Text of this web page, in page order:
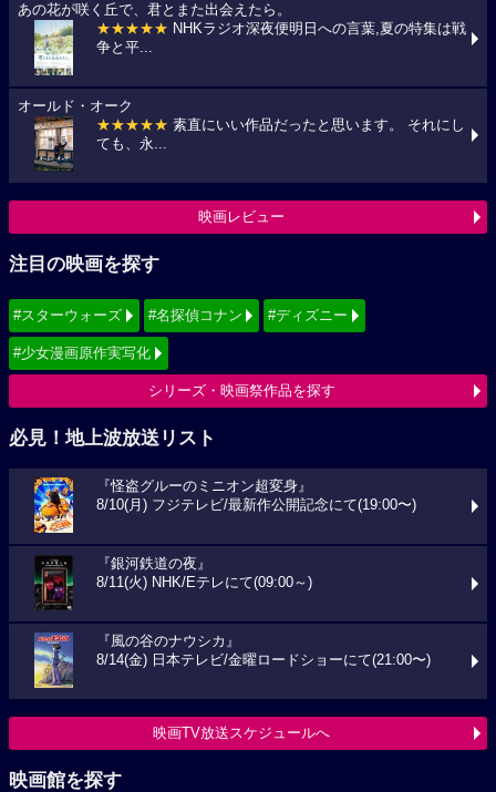
あの花が咲く丘で、君とまた出会えたら。
★★★★★ NHKラジオ深夜便明日への言葉,夏の特集は戦
争と平...
オールド・オーク
★★★★★ 素直にいい作品だったと思います。 それにし
ても、永...
映画レビュー
注目の映画を探す
#スターウォーズ #名探偵コナン #ディズニー
#少女漫画原作実写化
シリーズ・映画祭作品を探す
必見！地上波放送リスト
『怪盗グルーのミニオン超変身』
8/10(月) フジテレビ/最新作公開記念にて(19:00〜)
『銀河鉄道の夜』
8/11(火) NHK/Eテレにて(09:00～)
『風の谷のナウシカ』
8/14(金) 日本テレビ/金曜ロードショーにて(21:00〜)
映画TV放送スケジュールへ
映画館を探す